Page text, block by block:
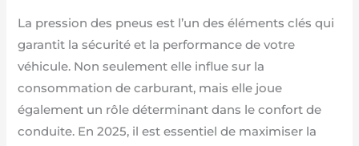
La pression des pneus est l’un des éléments clés qui
garantit la sécurité et la performance de votre
véhicule. Non seulement elle influe sur la
consommation de carburant, mais elle joue
également un rôle déterminant dans le confort de
conduite. En 2025, il est essentiel de maximiser la